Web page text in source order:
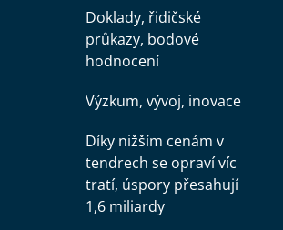
Doklady, řidičské
průkazy, bodové
hodnocení
Výzkum, vývoj, inovace
Díky nižším cenám v
tendrech se opraví víc
tratí, úspory přesahují
1,6 miliardy